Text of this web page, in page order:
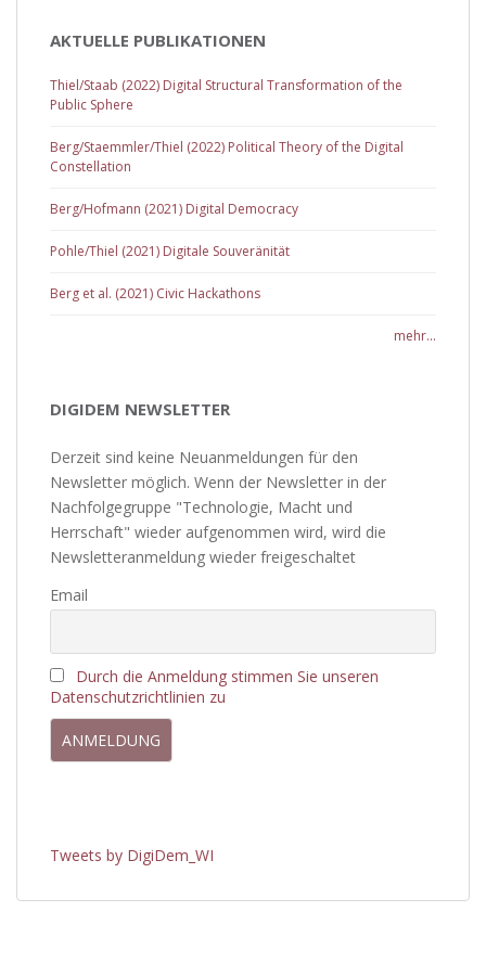
AKTUELLE PUBLIKATIONEN
Thiel/Staab (2022) Digital Structural Transformation of the
Public Sphere
Berg/Staemmler/Thiel (2022) Political Theory of the Digital
Constellation
Berg/Hofmann (2021) Digital Democracy
Pohle/Thiel (2021) Digitale Souveränität
Berg et al. (2021) Civic Hackathons
mehr...
DIGIDEM NEWSLETTER
Derzeit sind keine Neuanmeldungen für den
Newsletter möglich. Wenn der Newsletter in der
Nachfolgegruppe "Technologie, Macht und
Herrschaft" wieder aufgenommen wird, wird die
Newsletteranmeldung wieder freigeschaltet
Email
Durch die Anmeldung stimmen Sie unseren
Datenschutzrichtlinien zu
Tweets by DigiDem_WI